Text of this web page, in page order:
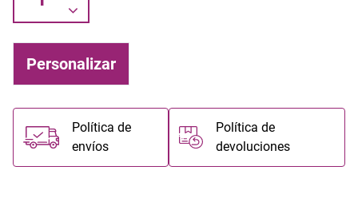
Personalizar
Política de
envíos
Política de
devoluciones